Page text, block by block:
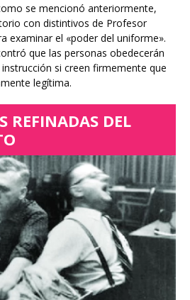
se mencionó anteriormente,
con distintivos de Profesor
examinar el «poder del uniforme».
que las personas obedecerán
si creen firmemente que
legítima.
REFINADAS DEL